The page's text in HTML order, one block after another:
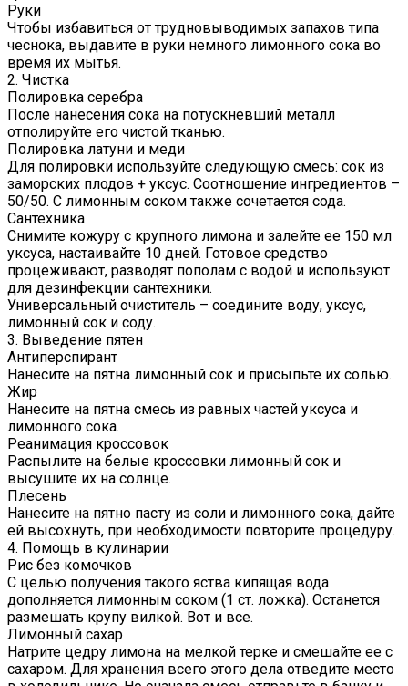
Руки
Чтобы избавиться от трудновыводимых запахов типа
чеснока, выдавите в руки немного лимонного сока во
время их мытья.
2. Чистка
Полировка серебра
После нанесения сока на потускневший металл
отполируйте его чистой тканью.
Полировка латуни и меди
Для полировки используйте следующую смесь: сок из
заморских плодов + уксус. Соотношение ингредиентов –
50/50. С лимонным соком также сочетается сода.
Сантехника
Снимите кожуру с крупного лимона и залейте ее 150 мл
уксуса, настаивайте 10 дней. Готовое средство
процеживают, разводят пополам с водой и используют
для дезинфекции сантехники.
Универсальный очиститель – соедините воду, уксус,
лимонный сок и соду.
3. Выведение пятен
Антиперспирант
Нанесите на пятна лимонный сок и присыпьте их солью.
Жир
Нанесите на пятна смесь из равных частей уксуса и
лимонного сока.
Реанимация кроссовок
Распылите на белые кроссовки лимонный сок и
высушите их на солнце.
Плесень
Нанесите на пятно пасту из соли и лимонного сока, дайте
ей высохнуть, при необходимости повторите процедуру.
4. Помощь в кулинарии
Рис без комочков
С целью получения такого яства кипящая вода
дополняется лимонным соком (1 ст. ложка). Останется
размешать крупу вилкой. Вот и все.
Лимонный сахар
Натрите цедру лимона на мелкой терке и смешайте ее с
сахаром. Для хранения всего этого дела отведите место